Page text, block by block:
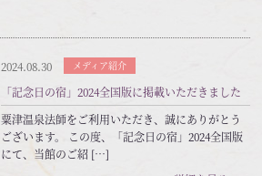
2024.08.30 メディア紹介
「記念日の宿」2024全国版に掲載いただきました
粟津温泉法師をご利用いただき、誠にありがとう
ございます。 この度、「記念日の宿」2024全国版
にて、当館のご紹 […]